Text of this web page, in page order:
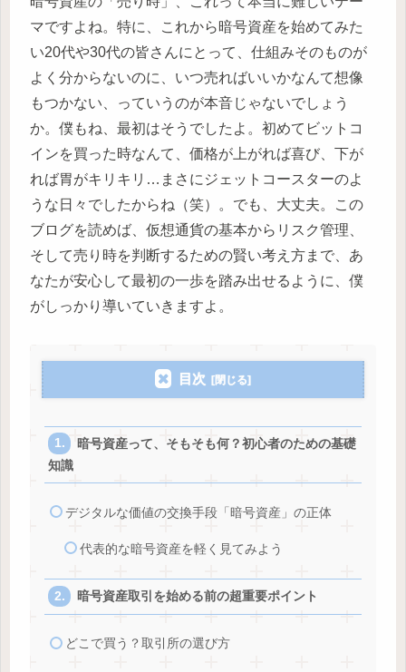
マですよね。特に、これから暗号資産を始めてみた
い20代や30代の皆さんにとって、仕組みそのものが
よく分からないのに、いつ売ればいいかなんて想像
もつかない、っていうのが本音じゃないでしょう
か。僕もね、最初はそうでしたよ。初めてビットコ
インを買った時なんて、価格が上がれば喜び、下が
れば胃がキリキリ…まさにジェットコースターのよ
うな日々でしたからね（笑）。でも、大丈夫。この
ブログを読めば、仮想通貨の基本からリスク管理、
そして売り時を判断するための賢い考え方まで、あ
なたが安心して最初の一歩を踏み出せるように、僕
がしっかり導いていきますよ。
目次
暗号資産って、そもそも何？初心者のための基礎
知識
デジタルな価値の交換手段「暗号資産」の正体
代表的な暗号資産を軽く見てみよう
暗号資産取引を始める前の超重要ポイント
どこで買う？取引所の選び方